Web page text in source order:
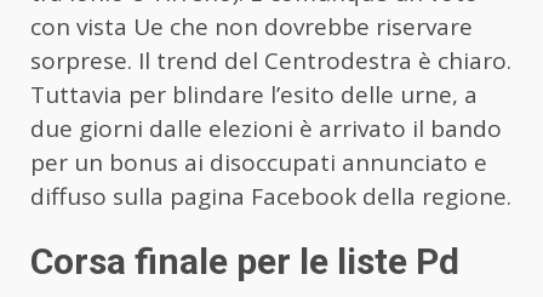
con vista Ue che non dovrebbe riservare
sorprese. Il trend del Centrodestra è chiaro.
Tuttavia per blindare l’esito delle urne, a
due giorni dalle elezioni è arrivato il bando
per un bonus ai disoccupati annunciato e
diffuso sulla pagina Facebook della regione.
Corsa finale per le liste Pd